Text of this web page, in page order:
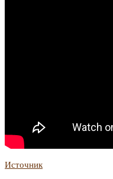
Источник